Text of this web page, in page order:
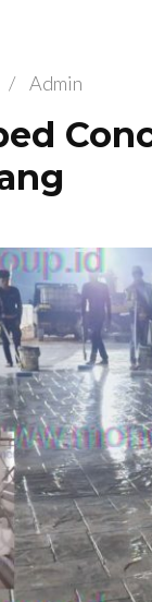
/ Admin